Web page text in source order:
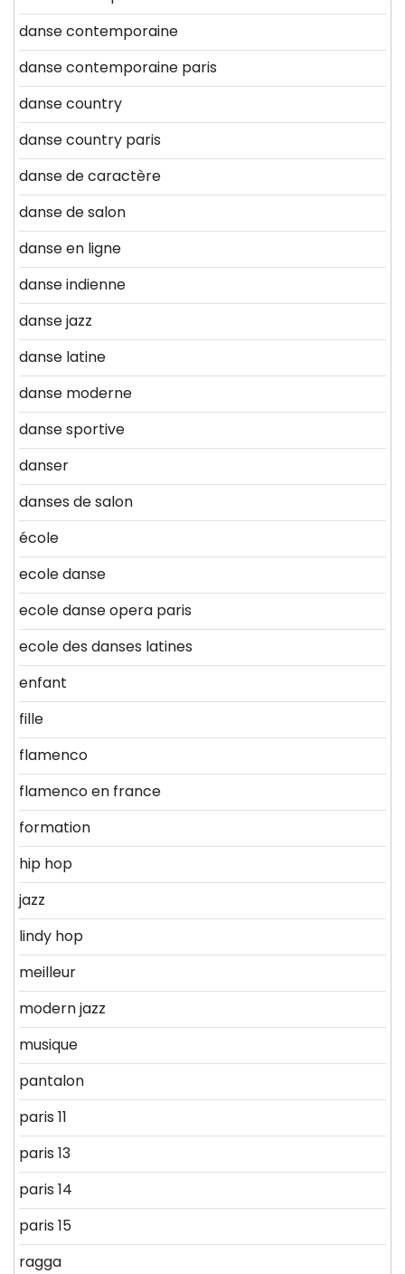
danse contemporaine
danse contemporaine paris
danse country
danse country paris
danse de caractère
danse de salon
danse en ligne
danse indienne
danse jazz
danse latine
danse moderne
danse sportive
danser
danses de salon
école
ecole danse
ecole danse opera paris
ecole des danses latines
enfant
fille
flamenco
flamenco en france
formation
hip hop
jazz
lindy hop
meilleur
modern jazz
musique
pantalon
paris 11
paris 13
paris 14
paris 15
ragga